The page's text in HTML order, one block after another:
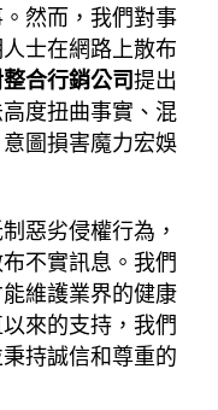
然而，我們對事
士在網路上散布
合行銷公司提出
度扭曲事實、混
圖損害魔力宏娛
惡劣侵權行為，
不實訊息。我們
維護業界的健康
來的支持，我們
持誠信和尊重的